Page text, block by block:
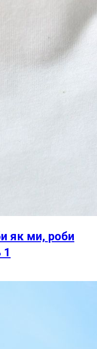
як ми, роби